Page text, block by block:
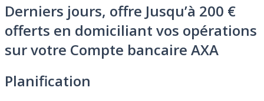
Derniers jours, offre Jusqu’à 200 €
offerts en domiciliant vos opérations
sur votre Compte bancaire AXA
Planification